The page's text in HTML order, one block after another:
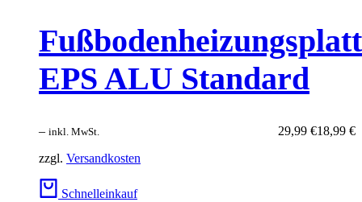
EPS ALU Standard
18,99 €
– 29,99 €
inkl. MwSt.
zzgl. Versandkosten
Schnelleinkauf